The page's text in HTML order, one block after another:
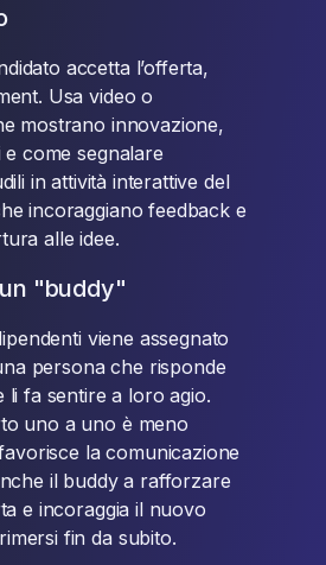
accetta l’offerta,
Usa video o
mostrano innovazione,
come segnalare
in attività interattive del
incoraggiano feedback e
alle idee.
"buddy"
viene assegnato
persona che risponde
li fa sentire a loro agio.
uno a uno è meno
la comunicazione
il buddy a rafforzare
e incoraggia il nuovo
fin da subito.